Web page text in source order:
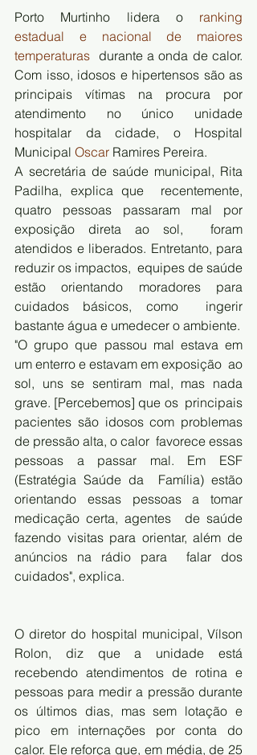
Porto Murtinho lidera o ranking
estadual e nacional de maiores
temperaturas
  durante a onda de calor.
Com isso, idosos e hipertensos são as
principais vítimas na procura por
atendimento no único unidade
hospitalar da cidade, o Hospital
Municipal Oscar Ramires Pereira.
A secretária de saúde municipal, Rita
Padilha, explica que  recentemente,
quatro pessoas passaram mal por
exposição direta ao sol,  foram
atendidos e liberados. Entretanto, para
reduzir os impactos,  equipes de saúde
estão orientando moradores para
cuidados básicos, como  ingerir
bastante água e umedecer o ambiente.
"O grupo que passou mal estava em
um enterro e estavam em exposição  ao
sol, uns se sentiram mal, mas nada
grave. [Percebemos] que os  principais
pacientes são idosos com problemas
de pressão alta, o calor  favorece essas
pessoas a passar mal. Em ESF
(Estratégia Saúde da  Família) estão
orientando essas pessoas a tomar
medicação certa, agentes  de saúde
fazendo visitas para orientar, além de
anúncios na rádio para  falar dos
cuidados", explica.
O diretor do hospital municipal, Vílson
Rolon, diz que a unidade está
recebendo atendimentos de rotina e
pessoas para medir a pressão durante
os últimos dias, mas sem lotação e
pico em internações por conta do
calor. Ele reforça que, em média, de 25